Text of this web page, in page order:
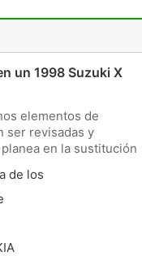
un 1998 Suzuki X
elementos de
ser revisadas y
en la sustitución
el vehículo. Esta
de los